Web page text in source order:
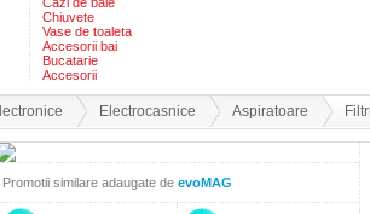
Chiuvete
Vase de toaleta
Accesorii bai
Bucatarie
Accesorii
Electrocasnice Aspiratoare
Promotii similare adaugate de evoMAG